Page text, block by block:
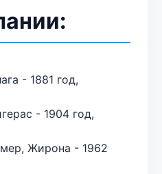
- 1881 год,
- 1904 год,
Жирона - 1962